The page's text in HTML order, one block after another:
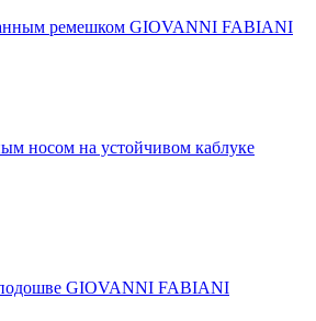
ремешком GIOVANNI FABIANI
носом на устойчивом каблуке
GIOVANNI FABIANI